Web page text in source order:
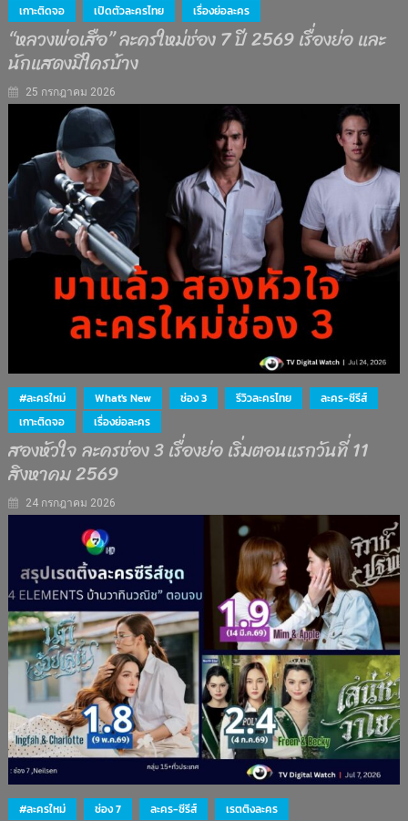
เกาะติดจอ
เปิดตัวละครไทย เรื่องย่อละคร
“หลวงพ่อเสือ” ละครใหม่ช่อง 7 ปี 2569 เรื่องย่อ และ
นักแสดงมีใครบ้าง
25 กรกฎาคม 2026
#ละครใหม่ What's New ช่อง 3 รีวิวละครไทย
ละคร-ซีรีส์
เกาะติดจอ
เรื่องย่อละคร
สองหัวใจ ละครช่อง 3 เรื่องย่อ เริ่มตอนแรกวันที่ 11
สิงหาคม 2569
24 กรกฎาคม 2026
#ละครใหม่ ช่อง 7 ละคร-ซีรีส์ เรตติงละคร